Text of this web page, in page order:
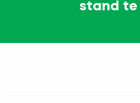
stand te